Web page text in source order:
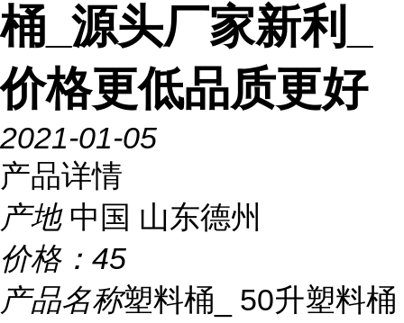
桶_源头厂家新利_
价格更低品质更好
2021-01-05
产品详情
产地 中国 山东德州
价格： 45
产品名称塑料桶_ 50升塑料桶